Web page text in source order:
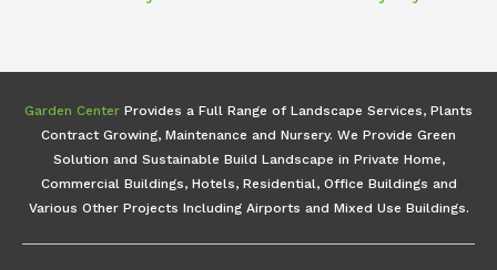
Garden Center Provides a Full Range of Landscape Services, Plants
Contract Growing, Maintenance and Nursery. We Provide Green
Solution and Sustainable Build Landscape in Private Home,
Commercial Buildings, Hotels, Residential, Office Buildings and
Various Other Projects Including Airports and Mixed Use Buildings.